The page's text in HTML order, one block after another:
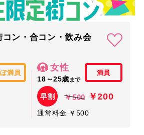
コン・合コン・飲み会
満員
女性
18～25歳 まで
満員
早割 ￥500 ￥200
通常料金 ￥500